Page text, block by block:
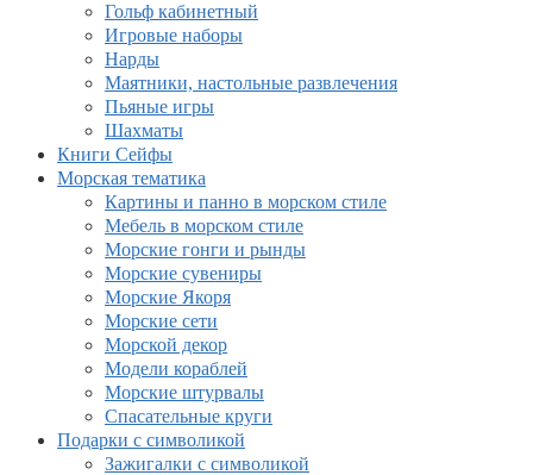
Гольф кабинетный
Игровые наборы
Нарды
Маятники, настольные развлечения
Пьяные игры
Шахматы
Книги Сейфы
Морская тематика
Картины и панно в морском стиле
Мебель в морском стиле
Морские гонги и рынды
Морские сувениры
Морские Якоря
Морские сети
Морской декор
Модели кораблей
Морские штурвалы
Спасательные круги
Подарки с символикой
Зажигалки с символикой